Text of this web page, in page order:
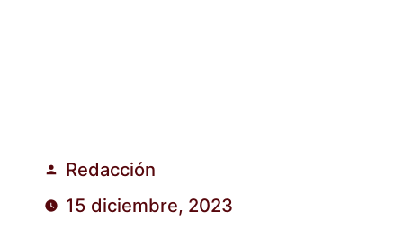
Publicado
por
Redacción
15 diciembre, 2023